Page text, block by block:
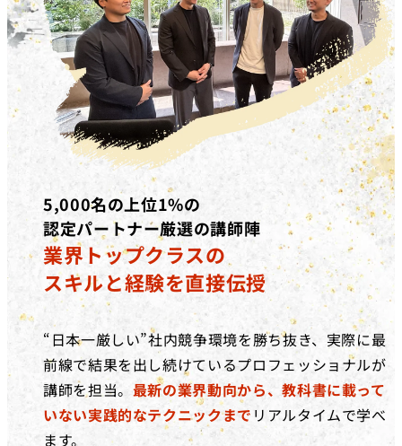
5,000名の上位1%の
認定パートナー厳選の講師陣
業界トップクラスの
スキルと経験を直接伝授
“日本一厳しい”社内競争環境を勝ち抜き、実際に最
前線で結果を出し続けているプロフェッショナルが
講師を担当。 最新の業界動向から、教科書に載って
いない実践的なテクニックまで リアルタイムで学べ
ます。